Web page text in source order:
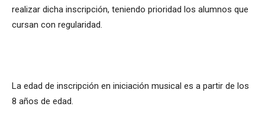
realizar dicha inscripción, teniendo prioridad los alumnos que
cursan con regularidad.
La edad de inscripción en iniciación musical es a partir de los
8 años de edad.